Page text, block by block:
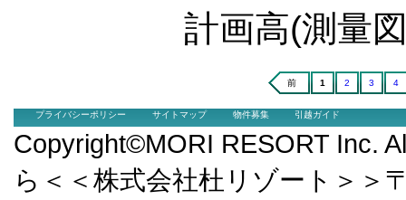
計画高(測量
前 1 2 3 4
プライバシーポリシー サイトマップ 物件募集 引越ガイド
Copyright©MORI RESORT Inc.
ら＜＜株式会社杜リゾート＞＞